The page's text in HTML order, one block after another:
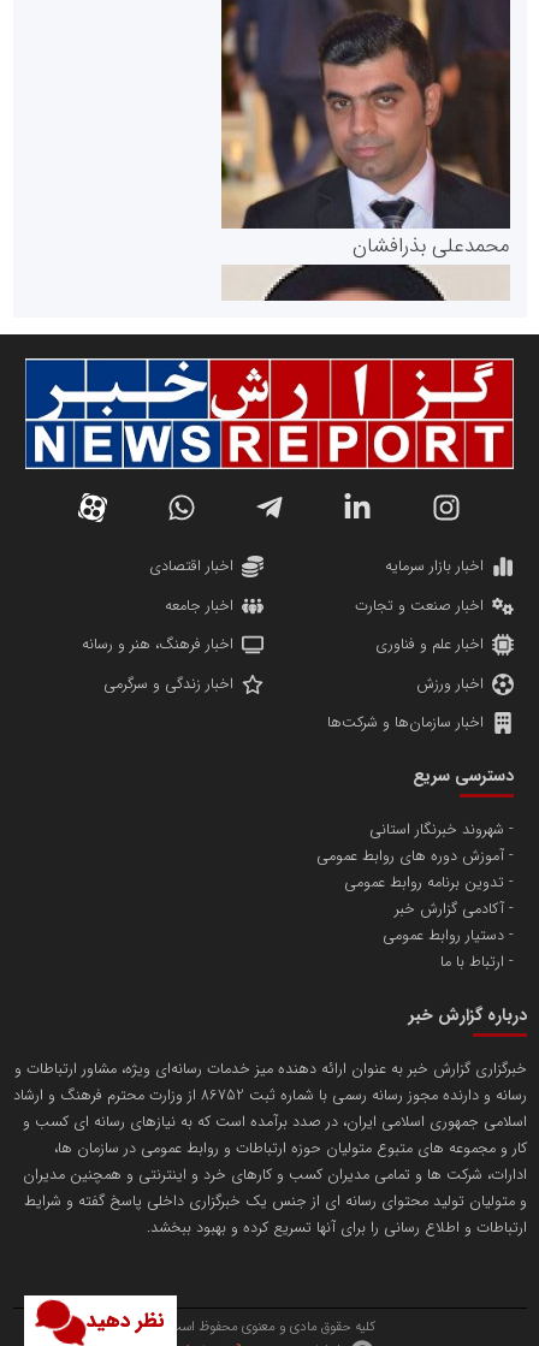
نظر دهید
پایگاه خبری گفتمان یزد
دانشگاه سئوی ایران
پایگاه اطلاع رسانی اعتلای نهادهای مردمی
پایگاه اطلاع رسانی دریا و نفت
سازمان بورس و اوراق بهادار
مرجع اخبار موثق در بازارسرمایه
سازمان صنعت،معدن و تجارت
تامین آهن اسفنجی تولیدکنندگان فولاد در کشور
تریبون
انتشار گسترده محتوا در رسانه گزارش خبر
محمدعلی بذرافشان
مریم حاج نوروز نظری
مسعودصادقی
محمدعلی کرمعلی
اخبار بازار سرمایه
اخبار اقتصادی
اخبار صنعت و تجارت
اخبار جامعه
اخبار علم و فناوری
اخبار فرهنگ، هنر و رسانه
اخبار ورزش
اخبار زندگی و سرگرمی
اخبار سازمان‌ها و شرکت‌ها
دسترسی سریع
شهروند خبرنگار استانی
آموزش دوره های روابط عمومی
تدوین برنامه روابط عمومی
آکادمی گزارش خبر
دستیار روابط عمومی
ارتباط با ما
درباره گزارش خبر
خبرگزاری گزارش خبر به عنوان ارائه دهنده میز خدمات رسانه‌ای ویژه، مشاور ارتباطات و
رسانه و دارنده مجوز رسانه رسمی با شماره ثبت 86752 از وزارت محترم فرهنگ و ارشاد
اسلامی جمهوری اسلامی ایران، در صدد برآمده است که به نیازهای رسانه ای کسب و
کار و مجموعه های متبوع متولیان حوزه ارتباطات و روابط عمومی در سازمان ها،
ادارات، شرکت ها و تمامی مدیران کسب و کارهای خرد و اینترنتی و همچنین مدیران
و متولیان تولید محتوای رسانه ای از جنس یک خبرگزاری داخلی پاسخ گفته و شرایط
ارتباطات و اطلاع رسانی را برای آنها تسریع کرده و بهبود ببخشد.
کلیه حقوق مادی و معنوی محفوظ است.